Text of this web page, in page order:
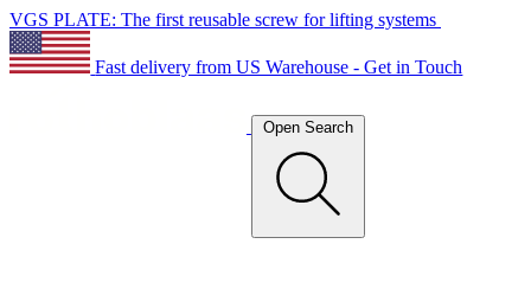
VGS PLATE: The first reusable screw for lifting systems
Fast delivery from US Warehouse - Get in Touch
Open Search